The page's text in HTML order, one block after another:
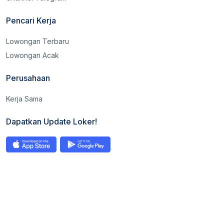
Pencari Kerja
Lowongan Terbaru
Lowongan Acak
Perusahaan
Kerja Sama
Dapatkan Update Loker!